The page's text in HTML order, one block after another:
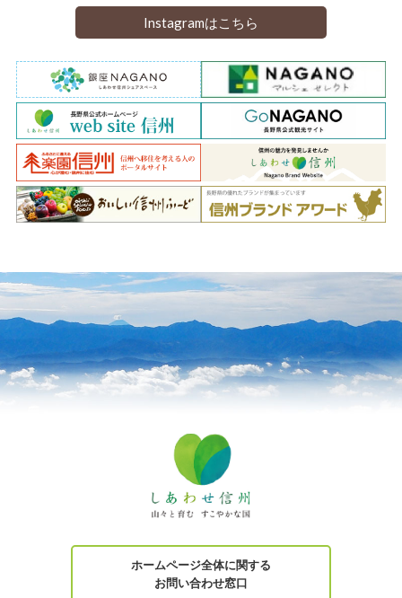
Instagramはこちら
ホームページ全体に関する
お問い合わせ窓口